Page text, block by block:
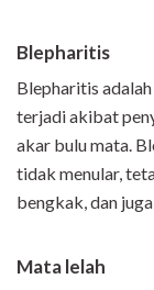
Blepharitis
Blepharitis
terjadi akibat
akar bulu mata.
tidak menular,
bengkak, dan
Mata lelah